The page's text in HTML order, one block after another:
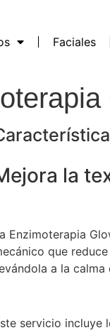
Faciales
la
Enzimoterapia
que
a la
servicio incluye